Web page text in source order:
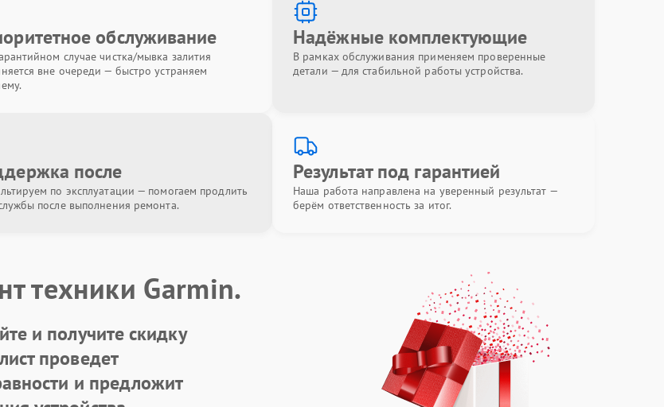
обслуживание
случае чистка/мывка залития
вне очереди — быстро устраняем
Надёжные комплектующие
В рамках обслуживания применяем проверенные
детали — для стабильной работы устройства.
после
по эксплуатации — помогаем продлить
после выполнения ремонта.
Результат под гарантией
Наша работа направлена на уверенный результат —
берём ответственность за итог.
техники Garmin.
и получите скидку
проведет
и предложит